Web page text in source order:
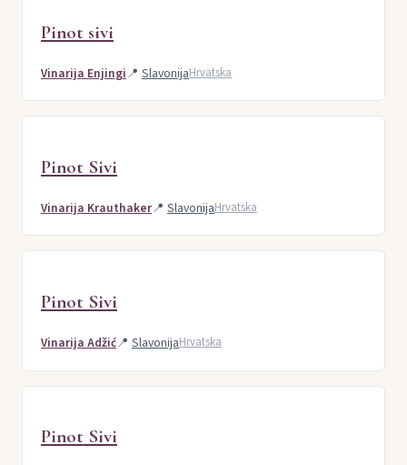
Pinot sivi
Vinarija Enjingi📍 SlavonijaHrvatska
Pinot Sivi
Vinarija Krauthaker📍 SlavonijaHrvatska
Pinot Sivi
Vinarija Adžić📍 SlavonijaHrvatska
Pinot Sivi